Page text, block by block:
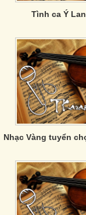
Tình ca Ý Lan